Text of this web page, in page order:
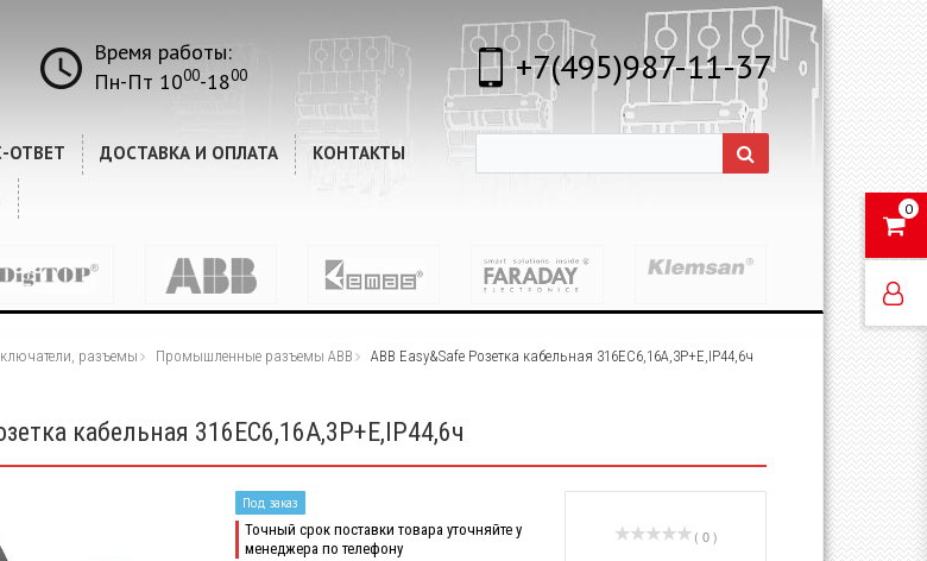
0
Время работы:
Пн-Пт 1000-1800 +7(495)987-11-37
ОТВЕТ ДОСТАВКА И ОПЛАТА
КОНТАКТЫ
разъемы Промышленные разъемы ABB ABB Easy&Safe Розетка кабельная 316EC6,16А,3P+E,IP44,6ч
кабельная 316EC6,16А,3P+E,IP44,6ч
( 0 )
Под заказ
Точный срок поставки товара уточняйте у
менеджера по телефону